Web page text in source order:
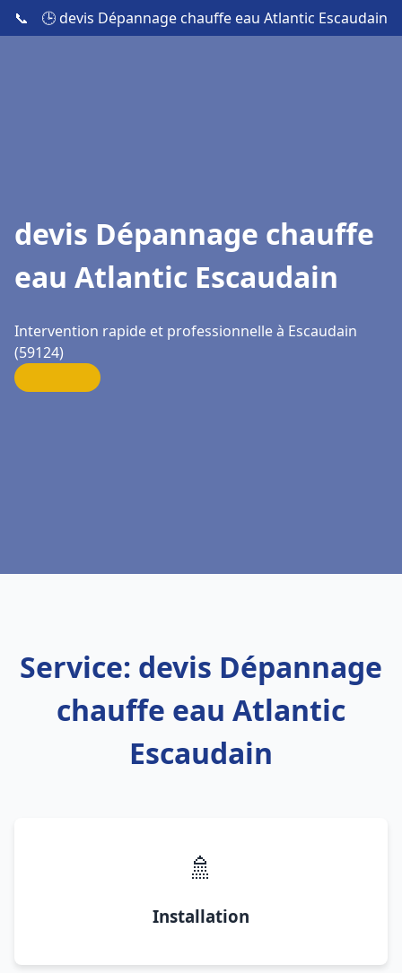
📞 🕒 devis Dépannage chauffe eau Atlantic Escaudain
devis Dépannage chauffe
eau Atlantic Escaudain
Intervention rapide et professionnelle à Escaudain
(59124)
Service: devis Dépannage
chauffe eau Atlantic
Escaudain
🚿
Installation